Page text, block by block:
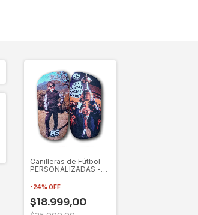
Canilleras de Fútbol
PERSONALIZADAS -
-24% OFF
$18.999,00